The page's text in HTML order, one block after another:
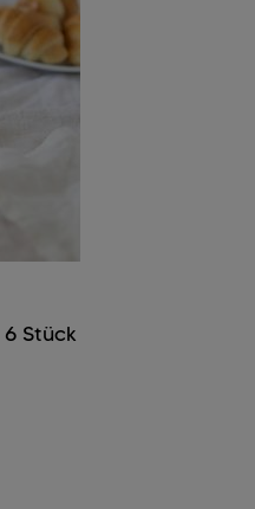
6 Stück